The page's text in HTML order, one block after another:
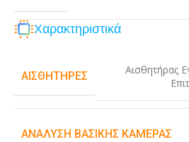
Χαρακτηριστικά
ΑΙΣΘΗΤΉΡΕΣ Αισθητήρας
ΑΝΆΛΥΣΗ ΒΑΣΙΚΉΣ ΚΆΜΕΡΑΣ